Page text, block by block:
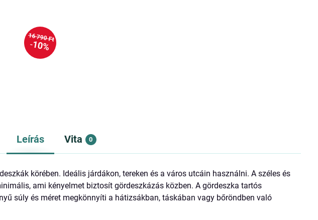
16 790 Ft
10%
Leírás Vita 0
körében. Ideális járdákon, tereken és a város utcáin használni. A széles és
ami kényelmet biztosít gördeszkázás közben. A gördeszka tartós
súly és méret megkönnyíti a hátizsákban, táskában vagy bőröndben való